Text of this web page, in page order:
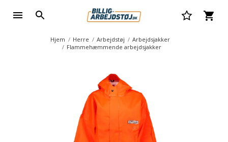
Hjem Herre Arbejdstøj
Arbejdsjakker
Flammehæmmende arbejdsjakker